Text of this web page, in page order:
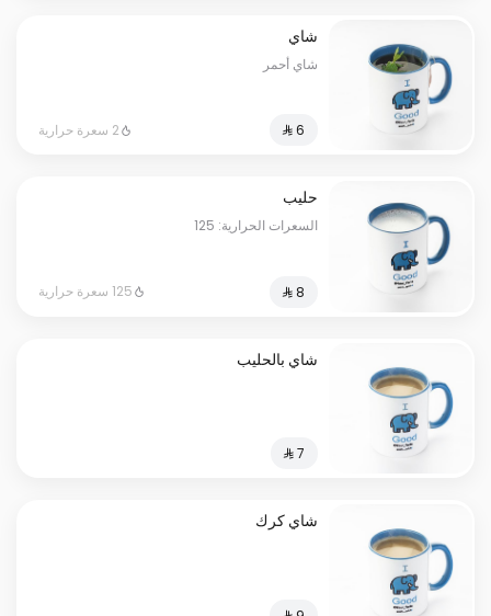
شاي
شاي أحمر
2 سعرة حرارية
حليب
السعرات الحرارية: 125
125 سعرة حرارية
شاي بالحليب
شاي كرك